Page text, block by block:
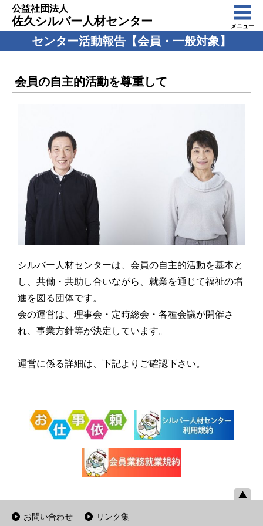
公益社団法人
佐久シルバー人材センター メニュー
センター活動報告【会員・一般対象】
会員の自主的活動を尊重して
シルバー人材センターは、会員の自主的活動を基本と
し、共働・共助し合いながら、就業を通じて福祉の増
進を図る団体です。
会の運営は、理事会・定時総会・各種会議が開催さ
れ、事業方針等が決定しています。
運営に係る詳細は、下記よりご確認下さい。
お問い合わせ リンク集